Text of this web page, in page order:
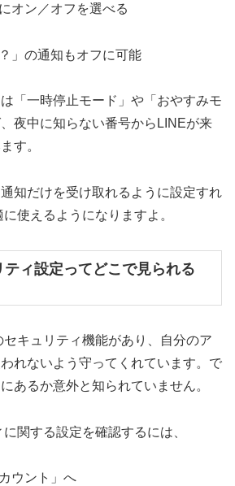
オン／オフを選べる
」の通知もオフに可能
「一時停止モード」や「おやすみモ
夜中に知らない番号からLINEが来
す。
知だけを受け取れるように設定すれ
使えるようになりますよ。
ィ設定ってどこで見られる
セキュリティ機能があり、自分のア
れないよう守ってくれています。で
あるか意外と知られていません。
関する設定を確認するには、
ウント」へ